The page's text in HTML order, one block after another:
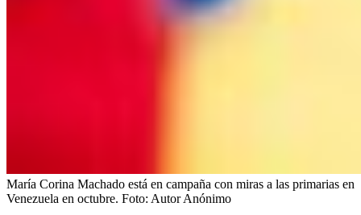
María Corina Machado está en campaña con miras a las primarias en
Venezuela en octubre. Foto: Autor Anónimo